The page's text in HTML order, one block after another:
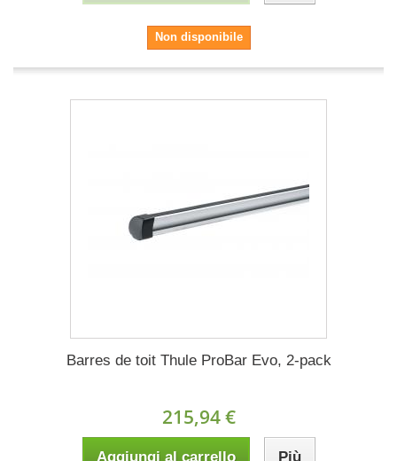
Non disponibile
Barres de toit Thule ProBar Evo, 2-pack
215,94 €
Aggiungi al carrello Più